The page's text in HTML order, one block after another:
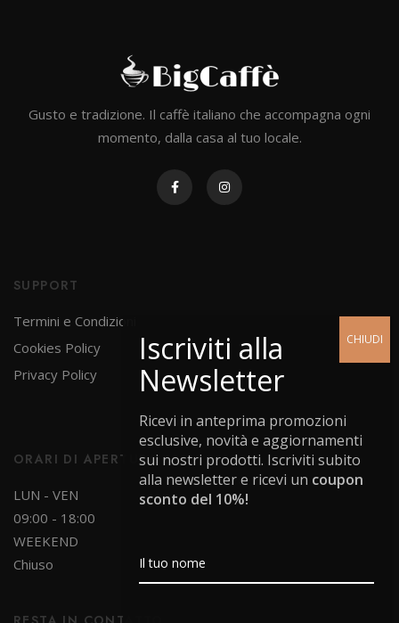
Gusto e tradizione. Il caffè italiano che accompagna ogni
momento, dalla casa al tuo locale.
SUPPORT
Termini e Condizioni
Cookies Policy
Privacy Policy
ORARI DI APERTURA
LUN - VEN
09:00 - 18:00
WEEKEND
Chiuso
Ricevi in anteprima promozioni
esclusive, novità e aggiornamenti
sui nostri prodotti. Iscriviti subito
alla newsletter e ricevi un coupon
sconto del 10%!